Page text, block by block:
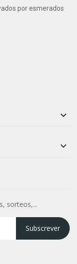
por esmerados


sorteos,...
Subscrever